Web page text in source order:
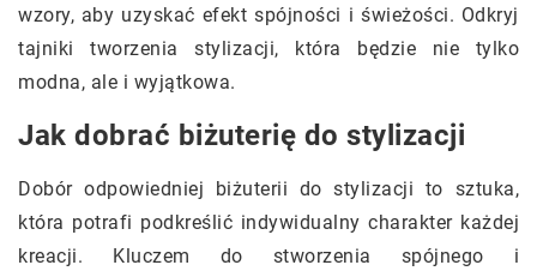
wzory, aby uzyskać efekt spójności i świeżości. Odkryj
tajniki tworzenia stylizacji, która będzie nie tylko
modna, ale i wyjątkowa.
Jak dobrać biżuterię do stylizacji
Dobór odpowiedniej biżuterii do stylizacji to sztuka,
która potrafi podkreślić indywidualny charakter każdej
kreacji. Kluczem do stworzenia spójnego i